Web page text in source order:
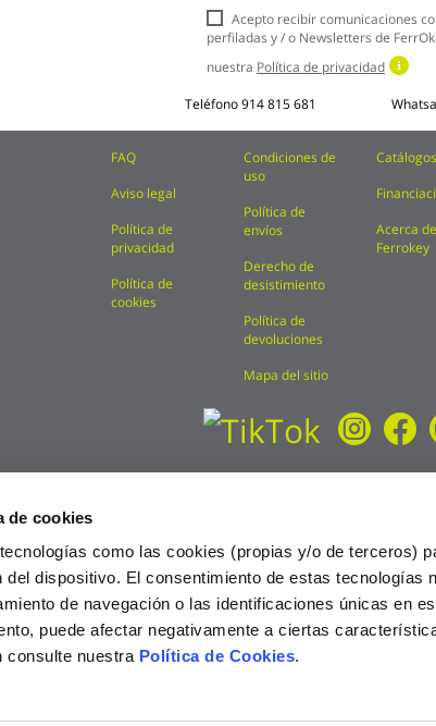
de cookies
como las cookies (propias y/o de terceros)
del dispositivo. El consentimiento de estas tecnologías
de navegación o las identificaciones únicas en
puede afectar negativamente a ciertas
consulte nuestra Política de Cookies.
boletín
noticias:
Acepto recibir comunicaciones
perfiladas y / o Newsletters de
nuestra Política de privacidad
Teléfono914 815 681
FAQ
Aviso legal
Política de
privacidad
Política de
cookies
Condiciones de
uso
Política de
envíos
Derecho de
desistimiento
Política de
devoluciones
Mapa del sitio
Catálogos
Acerca de
Ferrokey